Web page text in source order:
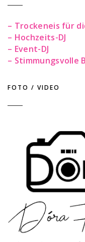
– Trockeneis für
– Hochzeits-DJ
– Event-DJ
– Stimmungsvolle
FOTO / VIDEO